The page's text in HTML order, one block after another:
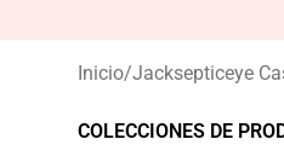
Inicio/Jacksepticeye
COLECCIONES DE